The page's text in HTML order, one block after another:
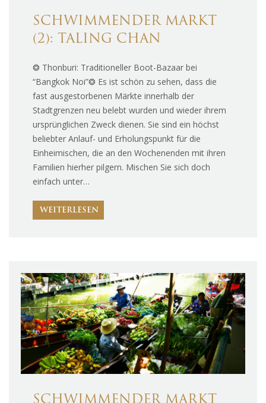
SCHWIMMENDER MARKT
(2): TALING CHAN
❂ Thonburi: Traditioneller Boot-Bazaar bei
“Bangkok Noi”❂ Es ist schön zu sehen, dass die
fast ausgestorbenen Märkte innerhalb der
Stadtgrenzen neu belebt wurden und wieder ihrem
ursprünglichen Zweck dienen. Sie sind ein höchst
beliebter Anlauf- und Erholungspunkt für die
Einheimischen, die an den Wochenenden mit ihren
Familien hierher pilgern. Mischen Sie sich doch
einfach unter…
WEITERLESEN